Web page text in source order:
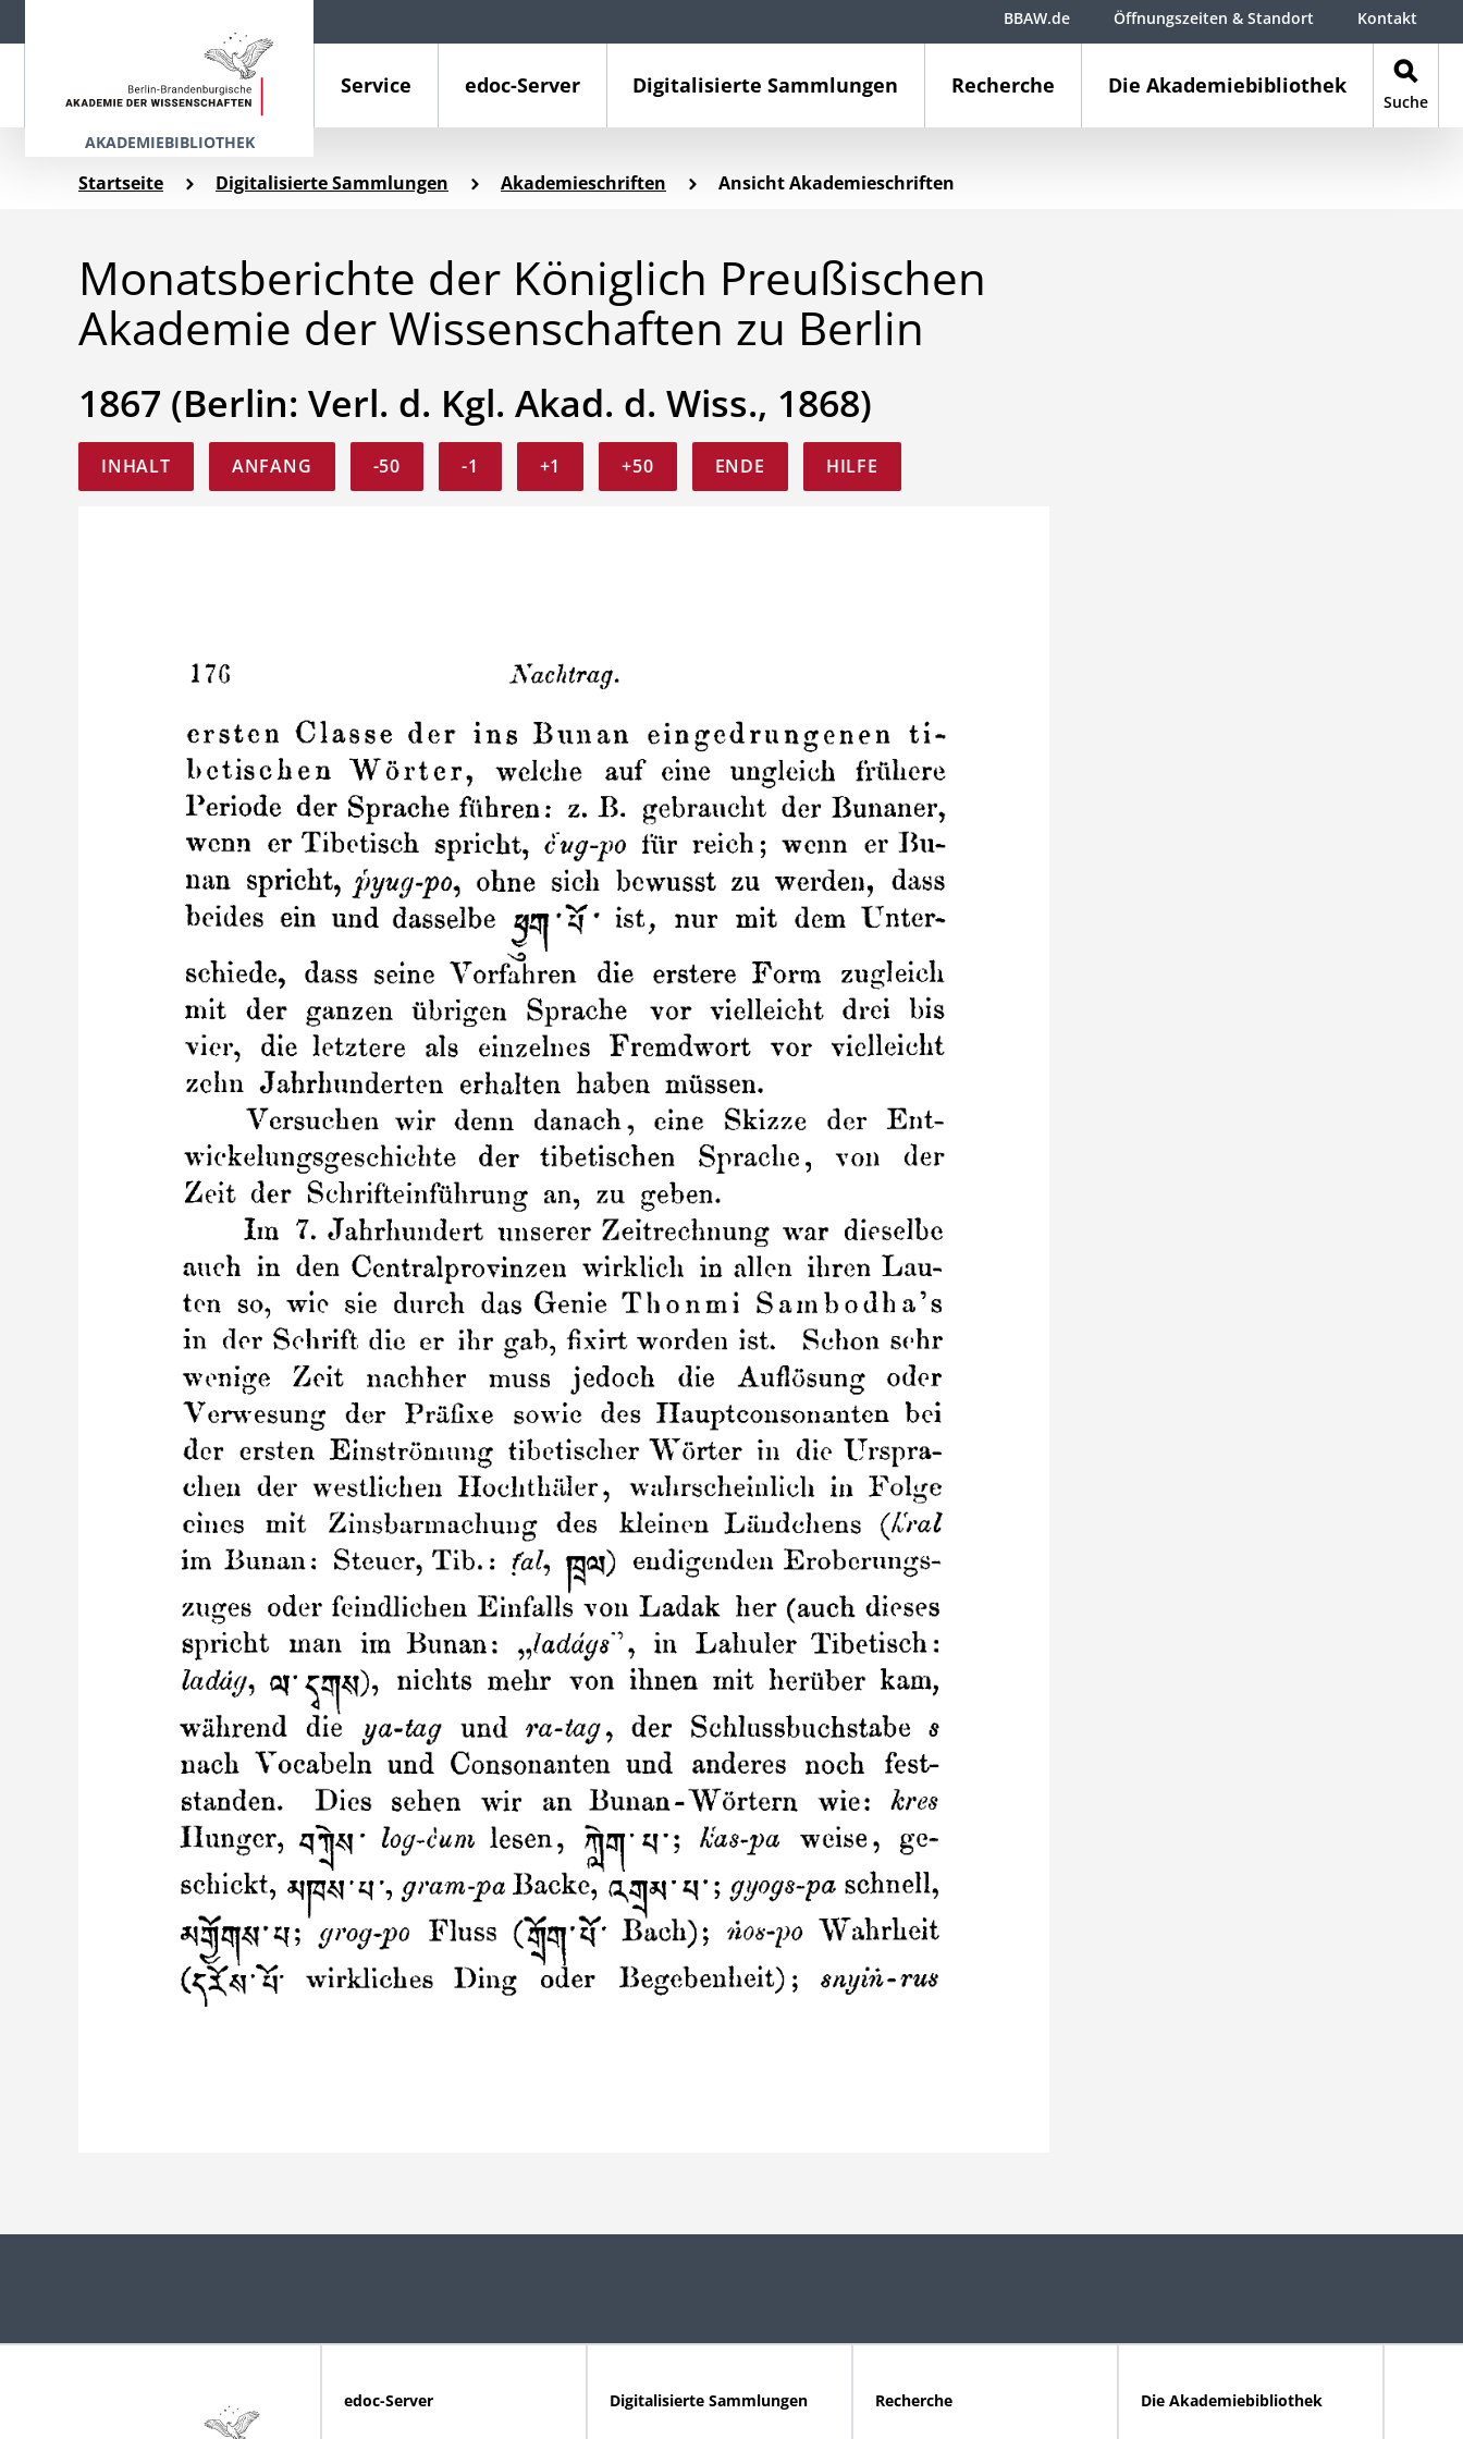
AKADEMIEBIBLIOTHEK
Service edoc-Server Digitalisierte Sammlungen Recherche Die Akademiebibliothek
Suche
BBAW.de Öffnungszeiten & Standort Kontakt
Startseite Digitalisierte Sammlungen Akademieschriften Ansicht Akademieschriften
Monatsberichte der Königlich Preußischen
Akademie der Wissenschaften zu Berlin
1867 (Berlin: Verl. d. Kgl. Akad. d. Wiss., 1868)
INHALT ANFANG -50 -1 +1 +50 ENDE HILFE
edoc-Server Digitalisierte Sammlungen Recherche Die Akademiebibliothek